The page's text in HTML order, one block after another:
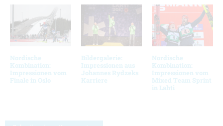
Nordische
Kombination:
Impressionen vom
Finale in Oslo
Bildergalerie:
Impressionen aus
Johannes Rydzeks
Karriere
Nordische
Kombination:
Impressionen vom
Mixed Team Sprint
in Lahti